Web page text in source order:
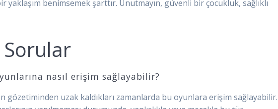
yaklaşım benimsemek şarttır. Unutmayın, güvenli bir çocukluk, sağlıklı
Sorular
nasıl erişim sağlayabilir?
gözetiminden uzak kaldıkları zamanlarda bu oyunlara erişim sağlayabilir.